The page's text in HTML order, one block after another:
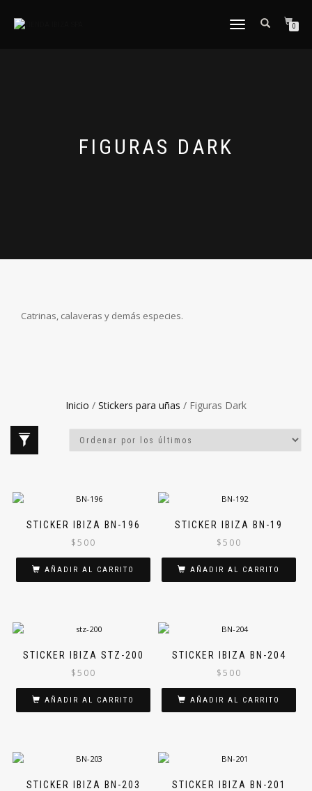
CAMBIAR
0
FIGURAS DARK
Catrinas, calaveras y demás especies.
Inicio / Stickers para uñas / Figuras Dark
STICKER IBIZA BN-196
$500
AÑADIR AL CARRITO
STICKER IBIZA BN-19
$500
AÑADIR AL CARRITO
STICKER IBIZA STZ-200
$500
AÑADIR AL CARRITO
STICKER IBIZA BN-204
$500
AÑADIR AL CARRITO
STICKER IBIZA BN-203 STICKER IBIZA BN-201